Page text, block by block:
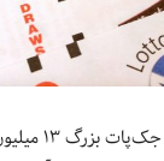
یک